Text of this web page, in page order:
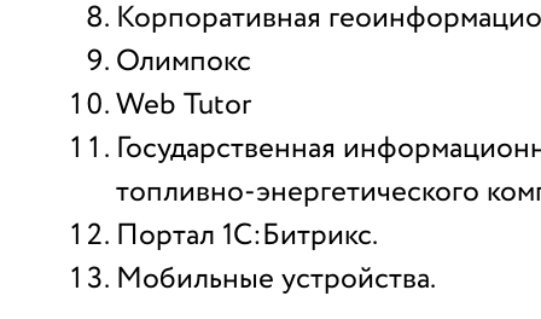
Корпоративная
Олимпокс
Web Tutor
Государственная
топливно-энергетического
Портал 1С:Битрикс.
Мобильные устройства.